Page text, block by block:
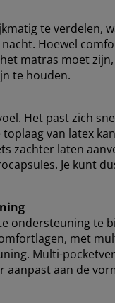
te verdelen,
Hoewel
matras moet
te houden.
Het past zich
van latex
zachter laten
Je kunt
ondersteuning te
met
Multi-
aan de